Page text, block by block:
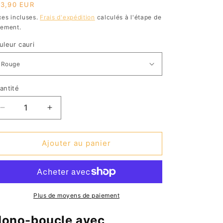
EUR
incluses. Frais d'expédition calculés à l'étape de
cauri
Réduire
la
quantité
Mono-
coquillage
cauri
personnalisé
OSHUN
Augmenter
la
quantité
de
Mono-
coquillage
cauri
personnalisé
OSHUN
Ajouter au panier
Plus de moyens de paiement